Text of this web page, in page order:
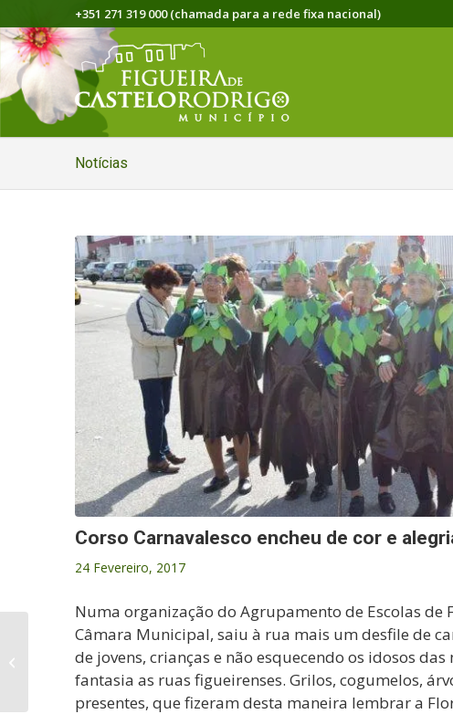
+351 271 319 000 (chamada para a rede fixa nacional)
Notícias
Corso Carnavalesco encheu de cor e
24 Fevereiro, 2017
Numa organização do Agrupamento de Escolas de
Câmara Municipal, saiu à rua mais um desfile de
de jovens, crianças e não esquecendo os idosos
fantasia as ruas figueirenses. Grilos, cogumelos,
presentes, que fizeram desta maneira lembrar a
Figueira de Castelo Rodrigo “Rainha
da Amendoeira em Flor”